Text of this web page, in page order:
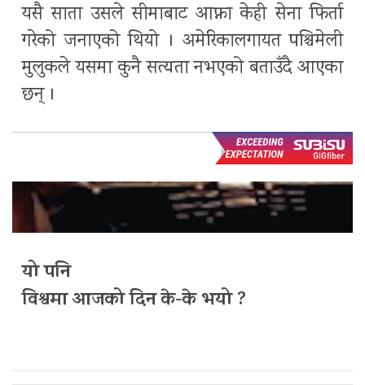
यसै साता उसले सीमाबाट आफ्ना केही सेना फिर्ता
गरेको जनाएको थियो । अमेरिकालगायत पश्चिमेली
मुलुकले यसमा कुनै सत्यता नभएको बताउँदै आएका
छन् ।
यो पनि
विश्वमा आजको दिन के-के भयो ?